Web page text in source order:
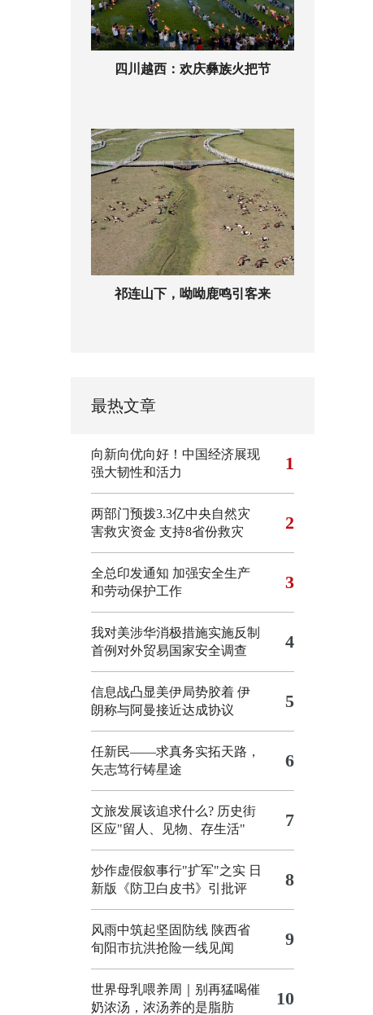
四川越西：欢庆彝族火把节
祁连山下，呦呦鹿鸣引客来
最热文章
向新向优向好！中国经济展现
强大韧性和活力
1
两部门预拨3.3亿中央自然灾
害救灾资金 支持8省份救灾
2
全总印发通知 加强安全生产
和劳动保护工作
3
我对美涉华消极措施实施反制
首例对外贸易国家安全调查
4
信息战凸显美伊局势胶着 伊
朗称与阿曼接近达成协议
5
任新民——求真务实拓天路，
矢志笃行铸星途
6
文旅发展该追求什么? 历史街
区应"留人、见物、存生活"
7
炒作虚假叙事行"扩军"之实 日
新版《防卫白皮书》引批评
8
风雨中筑起坚固防线 陕西省
旬阳市抗洪抢险一线见闻
9
世界母乳喂养周｜别再猛喝催
奶浓汤，浓汤养的是脂肪
10